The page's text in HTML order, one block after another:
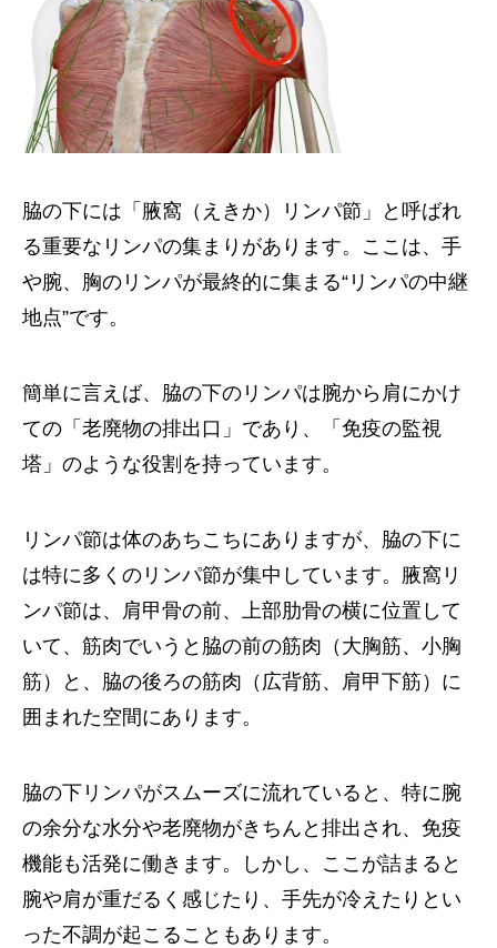
脇の下には「腋窩（えきか）リンパ節」と呼ばれ
る重要なリンパの集まりがあります。ここは、手
や腕、胸のリンパが最終的に集まる“リンパの中継
地点”です。
簡単に言えば、脇の下のリンパは腕から肩にかけ
ての「老廃物の排出口」であり、「免疫の監視
塔」のような役割を持っています。
リンパ節は体のあちこちにありますが、脇の下に
は特に多くのリンパ節が集中しています。腋窩リ
ンパ節は、肩甲骨の前、上部肋骨の横に位置して
いて、筋肉でいうと脇の前の筋肉（大胸筋、小胸
筋）と、脇の後ろの筋肉（広背筋、肩甲下筋）に
囲まれた空間にあります。
脇の下リンパがスムーズに流れていると、特に腕
の余分な水分や老廃物がきちんと排出され、免疫
機能も活発に働きます。しかし、ここが詰まると
腕や肩が重だるく感じたり、手先が冷えたりとい
った不調が起こることもあります。